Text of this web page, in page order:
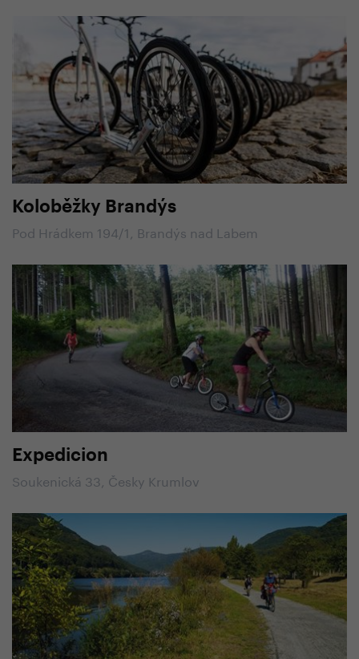
Koloběžky Brandýs
Pod Hrádkem 194/1, Brandýs nad Labem
Expedicion
Soukenická 33, Česky Krumlov